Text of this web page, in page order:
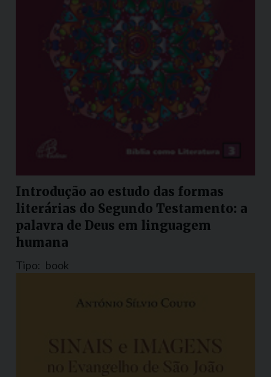
Introdução ao estudo das formas
literárias do Segundo Testamento: a
palavra de Deus em linguagem
humana
Tipo: book